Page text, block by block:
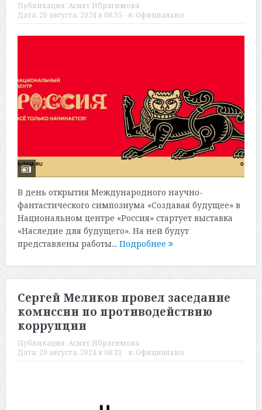
Публикация: Асият Ибрагимова
Дата: 20 августа, 2024 в 08:35 в: Официально
В день открытия Международного научно-
фантастического симпозиума «Создавая будущее» в
Национальном центре «Россия» стартует выставка
«Наследие для будущего». На ней будут
представлены работы... Подробнее
Сергей Меликов провел заседание
комиссии по противодействию
коррупции
Публикация: Асият Ибрагимова
Дата: 20 августа, 2024 в 08:31 в: Официально